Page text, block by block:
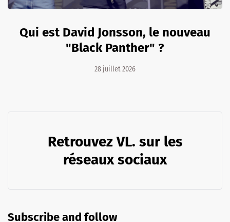
Qui est David Jonsson, le nouveau
"Black Panther" ?
28 juillet 2026
Retrouvez VL. sur les
réseaux sociaux
Subscribe and follow